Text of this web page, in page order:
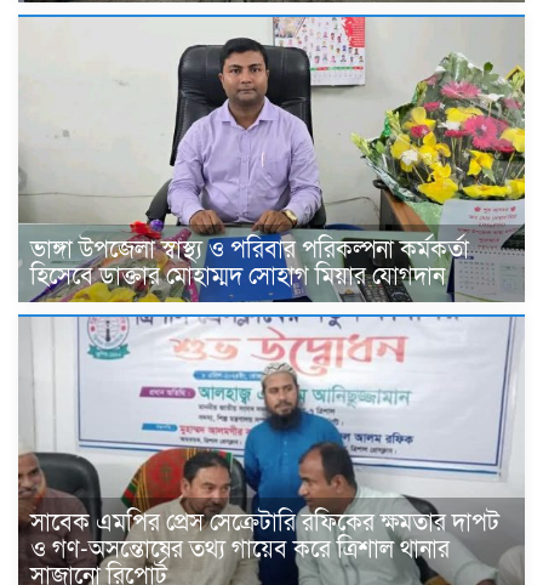
ভাঙ্গা উপজেলা স্বাস্থ্য ও পরিবার পরিকল্পনা কর্মকর্তা
হিসেবে ডাক্তার মোহাম্মদ সোহাগ মিয়ার যোগদান
সাবেক এমপির প্রেস সেক্রেটারি রফিকের ক্ষমতার দাপট
ও গণ-অসন্তোষের তথ্য গায়েব করে ত্রিশাল থানার
সাজানো রিপোর্ট